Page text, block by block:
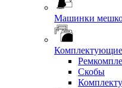
Машинки
Комплектующие
Скобы